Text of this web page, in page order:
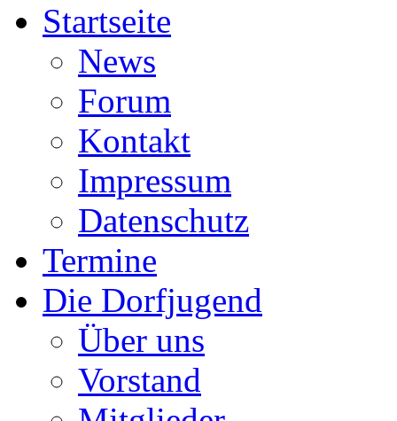
Startseite
News
Forum
Kontakt
Impressum
Datenschutz
Termine
Die Dorfjugend
Über uns
Vorstand